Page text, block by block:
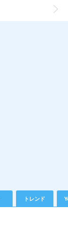
トレンド